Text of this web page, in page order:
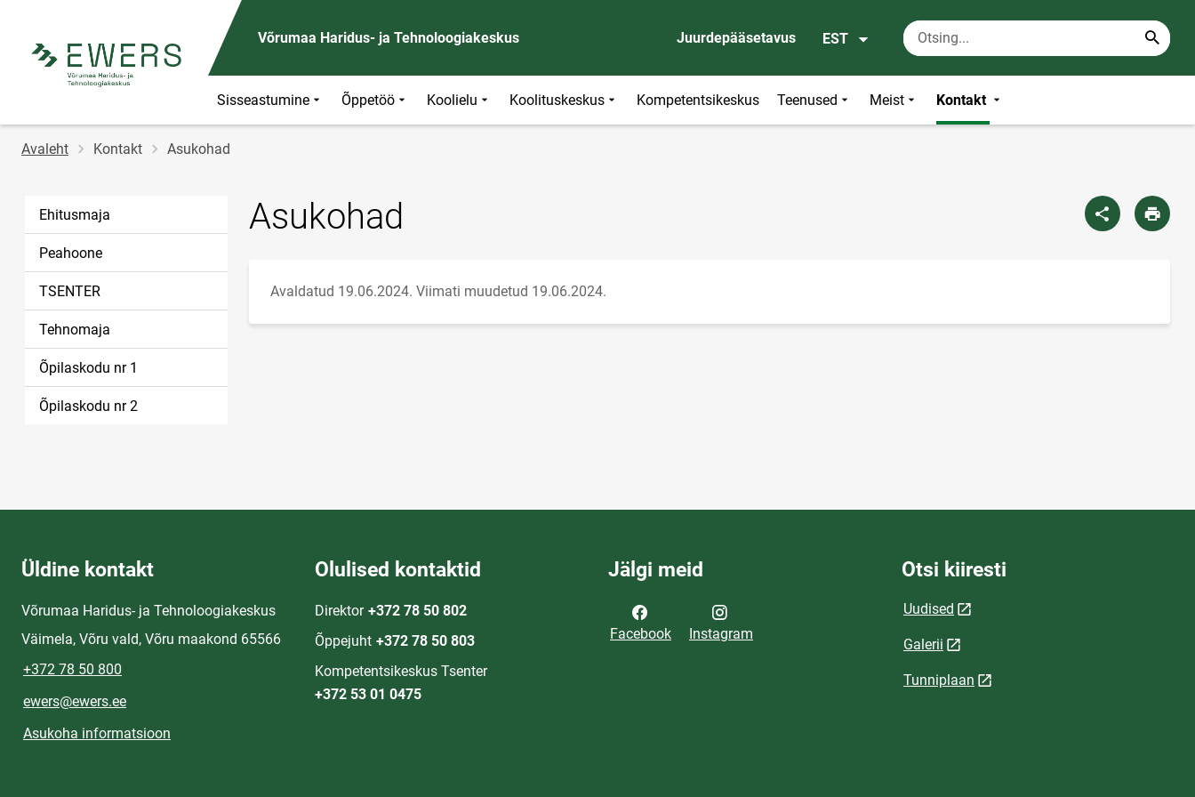
Võrumaa Haridus- ja Tehnoloogiakeskus Juurdepääsetavus EST
Sisseastumine Õppetöö Koolielu Koolituskeskus Kompetentsikeskus Teenused Meist Kontakt
Jälglink
Avaleht Kontakt Asukohad
Ehitusmaja
Peahoone
TSENTER
Tehnomaja
Õpilaskodu nr 1
Õpilaskodu nr 2
Asukohad
Avaldatud 19.06.2024. Viimati muudetud 19.06.2024.
Üldine kontakt
Võrumaa Haridus- ja Tehnoloogiakeskus
Väimela, Võru vald, Võru maakond 65566
+372 78 50 800
ewers@ewers.ee
Asukoha informatsioon
Olulised kontaktid
Direktor +372 78 50 802
Õppejuht +372 78 50 803
Kompetentsikeskus Tsenter
+372 53 01 0475
Jälgi meid
Facebook Instagram
Otsi kiiresti
Uudised
Galerii
Tunniplaan